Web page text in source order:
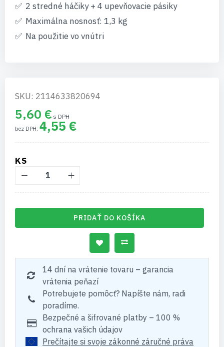
2 stredné háčiky + 4 upevňovacie pásiky
Maximálna nosnosť: 1,3 kg
Na použitie vo vnútri
SKU: 2114633820694
5,60 €
4,55 €
KS
PRIDAŤ DO KOŠÍKA
14 dní na vrátenie tovaru – garancia
vrátenia peňazí
Potrebujete pomôcť? Napíšte nám, radi
poradíme.
Bezpečné a šifrované platby – 100 %
ochrana vašich údajov
Prečítajte si svoje zákonné záručné práva